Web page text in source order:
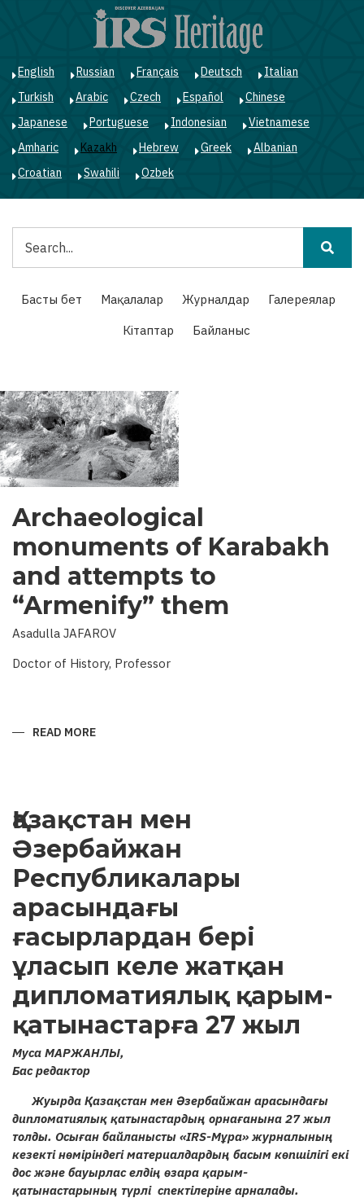
English Russian Français Deutsch
Italian
Turkish
Arabic Czech Español
Chinese
Japanese
Portuguese Indonesian
Vietnamese
Amharic
Kazakh Hebrew Greek
Albanian
Croatian
Swahili Ozbek
Main
navigation
Басты бет Мақалалар Журналдар
Галереялар
Кітаптар
Байланыс
Archaeological
monuments of Karabakh
and attempts to
“Armenify” them
Asadulla JAFAROV
Doctor of History, Professor
READ MORE
TO
“ARMENIFY”
THEM
Қазақстан мен
Әзербайжан
Республикалары
арасындағы
ғасырлардан бері
ұласып келе жатқан
дипломатиялық қарым-
қатынастарға 27 жыл
Муса МАРЖАНЛЫ,
Бас редактор
Жуырда Қазақстан мен Әзербайжан арасындағы
дипломатиялық қатынастардың орнағанына 27 жыл
толды. Осыған байланысты «IRS-Мұра» журналының
кезекті нөміріндегі материалдардың басым көпшілігі екі
дос және бауырлас елдің өзара қарым-
қатынастарының түрлі спектілеріне арналады.